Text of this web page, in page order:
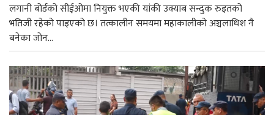
लगानी बोर्डको सीईओमा नियुक्त भएकी यांकी उक्याब सन्दुक रुइतको
भतिजी रहेको पाइएको छ। तत्कालीन समयमा महाकालीको अञ्चलाधिश नै
बनेका जोन...